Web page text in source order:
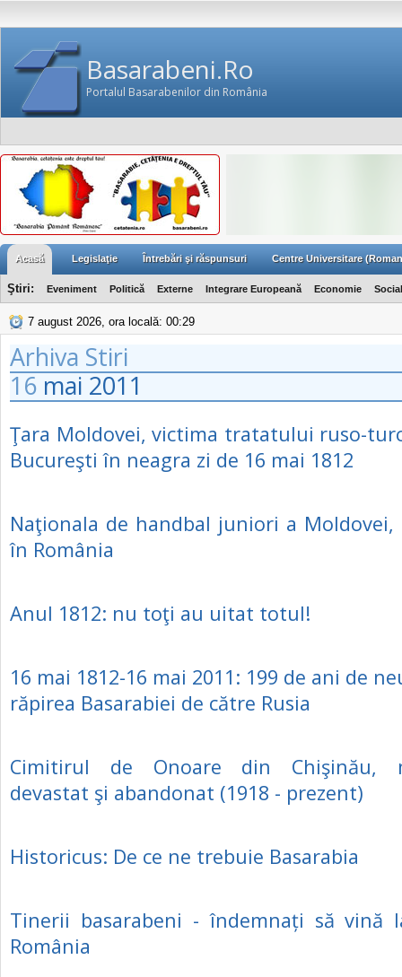
Basarabeni.Ro
Portalul Basarabenilor din România
Acasă Legislaţie Întrebări şi răspunsuri Centre Universitare
Ştiri: Eveniment Politică Externe Integrare Europeană Economie Social
7 august 2026, ora locală: 00:29
Arhiva Stiri
16 mai 2011
Ţara Moldovei, victima tratatului ruso-
Bucureşti în neagra zi de 16 mai 1812
Naţionala de handbal juniori a Moldovei,
în România
Anul 1812: nu toţi au uitat totul!
16 mai 1812-16 mai 2011: 199 de ani de
răpirea Basarabiei de către Rusia
Cimitirul de Onoare din Chişinău,
devastat şi abandonat (1918 - prezent)
Historicus: De ce ne trebuie Basarabia
Tinerii basarabeni - îndemnați să vină
România